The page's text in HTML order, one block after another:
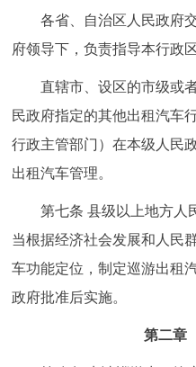
各省、自治区人民政府交
府领导下，负责指导本行政
直辖市、设区的市级或者
民政府指定的其他出租汽车
行政主管部门）在本级人民
出租汽车管理。
第七条 县级以上地方人
当根据经济社会发展和人民
车功能定位，制定巡游出租
政府批准后实施。
第二章